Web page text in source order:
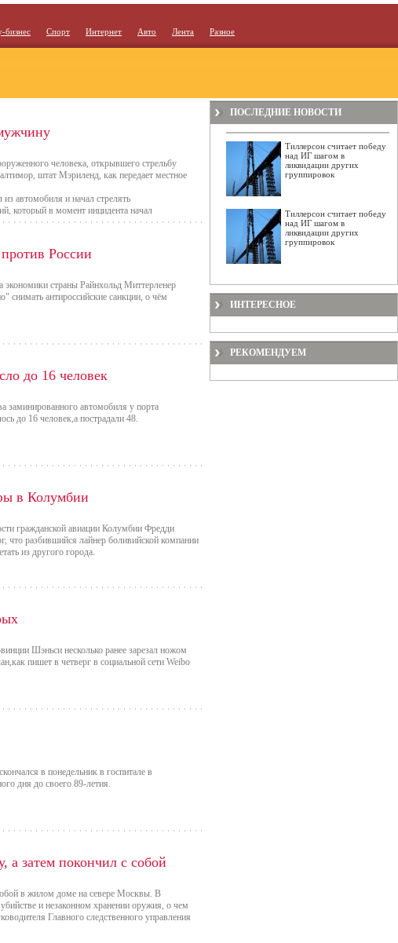
бизнес Спорт Интернет Авто Лента Разное
человека, открывшего стрельбу
штат Мэриленд, как передает местное
автомобиля и начал стрелять
который в момент инцидента начал
в вооруженного человека, прежде чем ему
России
экономики страны Райнхольд Миттерленер
снимать антироссийские санкции, о чём
до 16 человек
заминированного автомобиля у порта
до 16 человек,а пострадали 48.
в Колумбии
гражданской авиации Колумбии Фредди
что разбившийся лайнер боливийской компании
из другого города.
Шэньси несколько ранее зарезал ножом
пишет в четверг в социальной сети Weibo
в понедельник в госпитале в
дня до своего 89-летия.
затем покончил с собой
в жилом доме на севере Москвы. В
и незаконном хранении оружия, о чем
Главного следственного управления
ПОСЛЕДНИЕ НОВОСТИ
Тиллерсон считает победу
над ИГ шагом в
ликвидации других
группировок
Тиллерсон считает победу
над ИГ шагом в
ликвидации других
группировок
ИНТЕРЕСНОЕ
РЕКОМЕНДУЕМ